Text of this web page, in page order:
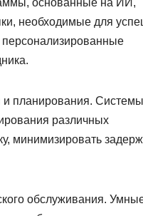
основанные на ИИ,
необходимые для
и планирования.
различных
минимизировать
обслуживания.